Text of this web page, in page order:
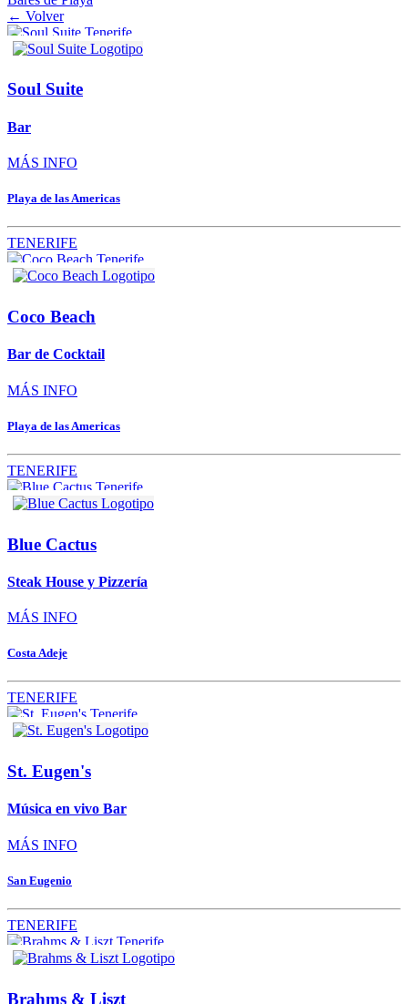
← Volver
Soul Suite
Bar
MÁS INFO
Playa de las Americas
TENERIFE
Coco Beach
Bar de Cocktail
MÁS INFO
Playa de las Americas
TENERIFE
Blue Cactus
Steak House y Pizzería
MÁS INFO
Costa Adeje
TENERIFE
St. Eugen's
Música en vivo Bar
MÁS INFO
San Eugenio
TENERIFE
Brahms & Liszt